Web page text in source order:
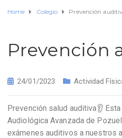
Home Colegio Prevención
Prevención
24/01/2023 Actividad
Prevención salud auditiva👂
Audiológica Avanzada de
exámenes auditivos a nuestros